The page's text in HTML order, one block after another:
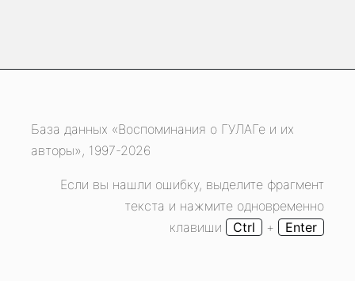
База данных «Воспоминания о ГУЛАГе и их
авторы», 1997-2026
Если вы нашли ошибку, выделите фрагмент
текста и нажмите одновременно
клавиши
Ctrl + Enter